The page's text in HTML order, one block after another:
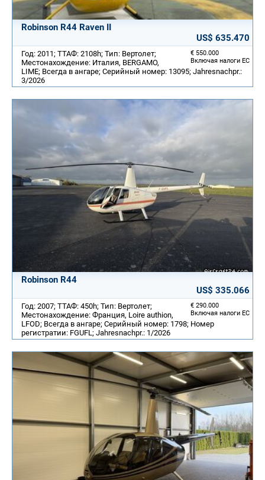
Robinson R44 Raven II
US$ 635.470
€ 550.000
Включая налоги ЕС
Год: 2011; ТТАФ: 2108h; Тип: Вертолет;
Местонахождение: Италия, BERGAMO,
LIME; Всегда в ангаре; Серийный номер: 13095; Jahresnachpr.:
3/2026
Robinson R44
US$ 335.066
€ 290.000
Включая налоги ЕС
Год: 2007; ТТАФ: 450h; Тип: Вертолет;
Местонахождение: Франция, Loire authion,
LFOD; Всегда в ангаре; Серийный номер: 1798; Номер
регистратии: FGUFL; Jahresnachpr.: 1/2026